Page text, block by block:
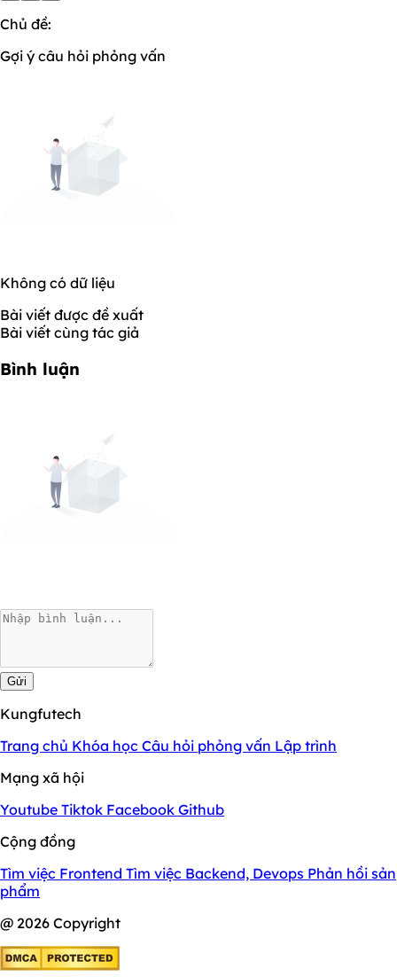
Chủ đề:
Gợi ý câu hỏi phỏng vấn
Không có dữ liệu
Bài viết được đề xuất
Bài viết cùng tác giả
Bình luận
Gửi
Kungfutech
Trang chủ Khóa học Câu hỏi phỏng vấn Lập trình
Mạng xã hội
Youtube Tiktok Facebook Github
Cộng đồng
Tìm việc Frontend Tìm việc Backend, Devops Phản hồi sản
phẩm
@ 2026 Copyright